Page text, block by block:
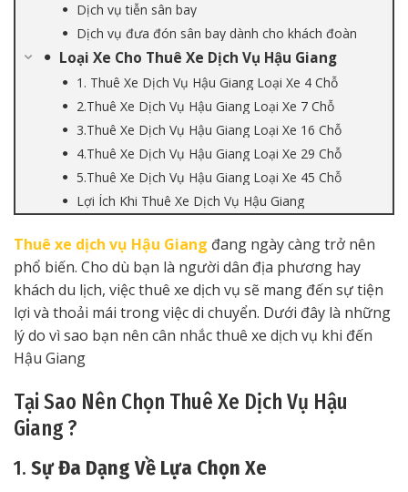
Dịch vụ tiễn sân bay
Dịch vụ đưa đón sân bay dành cho khách đoàn
Loại Xe Cho Thuê Xe Dịch Vụ Hậu Giang
1. Thuê Xe Dịch Vụ Hậu Giang Loại Xe 4 Chỗ
2.Thuê Xe Dịch Vụ Hậu Giang Loại Xe 7 Chỗ
3.Thuê Xe Dịch Vụ Hậu Giang Loại Xe 16 Chỗ
4.Thuê Xe Dịch Vụ Hậu Giang Loại Xe 29 Chỗ
5.Thuê Xe Dịch Vụ Hậu Giang Loại Xe 45 Chỗ
Lợi Ích Khi Thuê Xe Dịch Vụ Hậu Giang
Thuê xe dịch vụ Hậu Giang đang ngày càng trở nên
phổ biến. Cho dù bạn là người dân địa phương hay
khách du lịch, việc thuê xe dịch vụ sẽ mang đến sự tiện
lợi và thoải mái trong việc di chuyển. Dưới đây là những
lý do vì sao bạn nên cân nhắc thuê xe dịch vụ khi đến
Hậu Giang
Tại Sao Nên Chọn Thuê Xe Dịch Vụ Hậu
Giang ?
1. Sự Đa Dạng Về Lựa Chọn Xe